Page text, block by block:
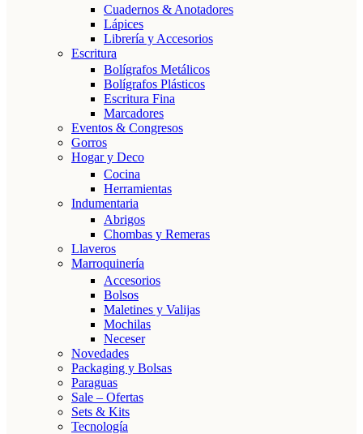
Cuadernos & Anotadores
Lápices
Librería y Accesorios
Escritura
Bolígrafos Metálicos
Bolígrafos Plásticos
Escritura Fina
Marcadores
Eventos & Congresos
Gorros
Hogar y Deco
Cocina
Herramientas
Indumentaria
Abrigos
Chombas y Remeras
Llaveros
Marroquinería
Accesorios
Bolsos
Maletines y Valijas
Mochilas
Neceser
Novedades
Packaging y Bolsas
Paraguas
Sale – Ofertas
Sets & Kits
Tecnología